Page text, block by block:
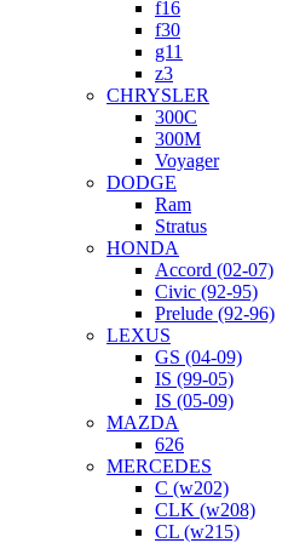
f16
f30
g11
z3
CHRYSLER
300C
300M
Voyager
DODGE
Ram
Stratus
HONDA
Accord (02-07)
Civic (92-95)
Prelude (92-96)
LEXUS
GS (04-09)
IS (99-05)
IS (05-09)
MAZDA
626
MERCEDES
C (w202)
CLK (w208)
CL (w215)